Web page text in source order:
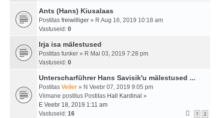
Ants (Hans) Kiusalaas
Postitas freiwilliger » R Aug 16, 2019 10:18 am
Vastuseid: 0
Irja isa mälestused
Postitas funker » R Mai 03, 2019 7:28 pm
Vastuseid: 0
Unterscharführer Hans Savisik'u mälestused ...
Postitas Veiler » N Veebr 07, 2019 9:05 pm
Viimane postitus Postitas Hall Kardinal »
E Veebr 18, 2019 1:11 am
Vastuseid: 16 1 2